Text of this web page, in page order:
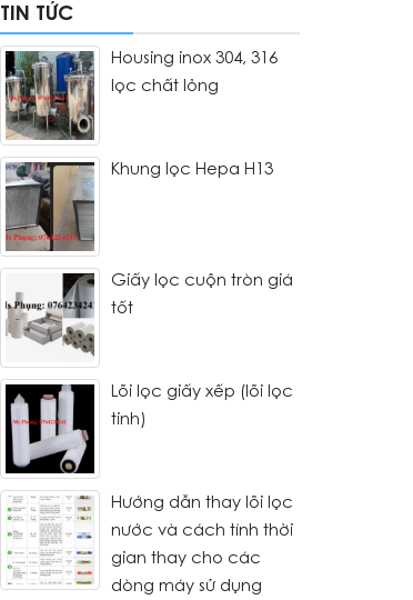
TIN TỨC
Housing inox 304, 316
lọc chất lỏng
Khung lọc Hepa H13
Giấy lọc cuộn tròn giá
tốt
Lõi lọc giấy xếp (lõi lọc
tinh)
Hướng dẫn thay lõi lọc
nước và cách tính thời
gian thay cho các
dòng máy sử dụng